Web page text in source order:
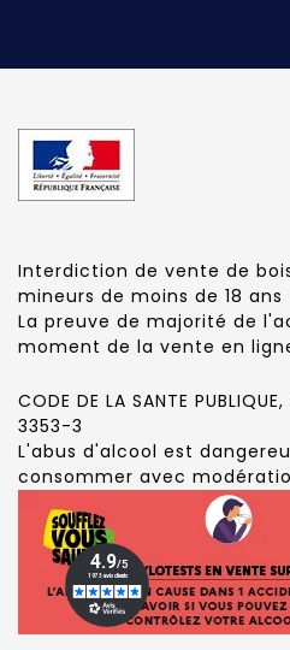
Interdiction de vente de
mineurs de moins de 18 ans
La preuve de majorité de
moment de la vente en
CODE DE LA SANTE
3353-3
L'abus d'alcool est
consommer avec